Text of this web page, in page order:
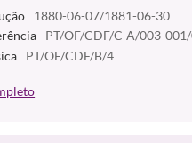
1880-06-07/1881-06-30
PT/OF/CDF/C-A/003-
PT/OF/CDF/B/4